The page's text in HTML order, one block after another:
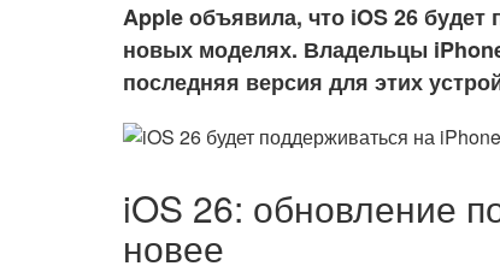
Apple объявила, что iOS 26
новых моделях. Владельцы
последняя версия для этих
iOS 26: обновление
новее